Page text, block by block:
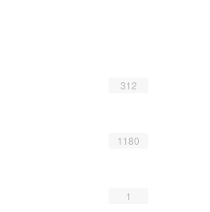
312
1180
1